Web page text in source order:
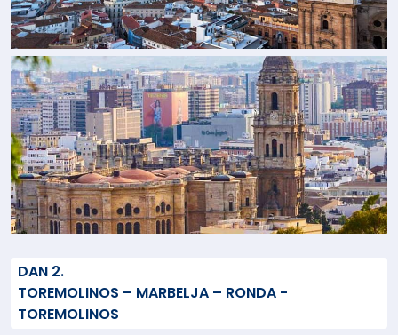
DAN 2.
TOREMOLINOS – MARBELJA – RONDA -
TOREMOLINOS